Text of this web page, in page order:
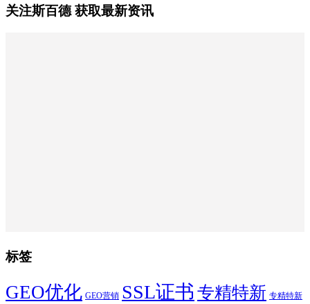
关注斯百德 获取最新资讯
标签
GEO优化 GEO营销 SSL证书 专精特新 专精特新